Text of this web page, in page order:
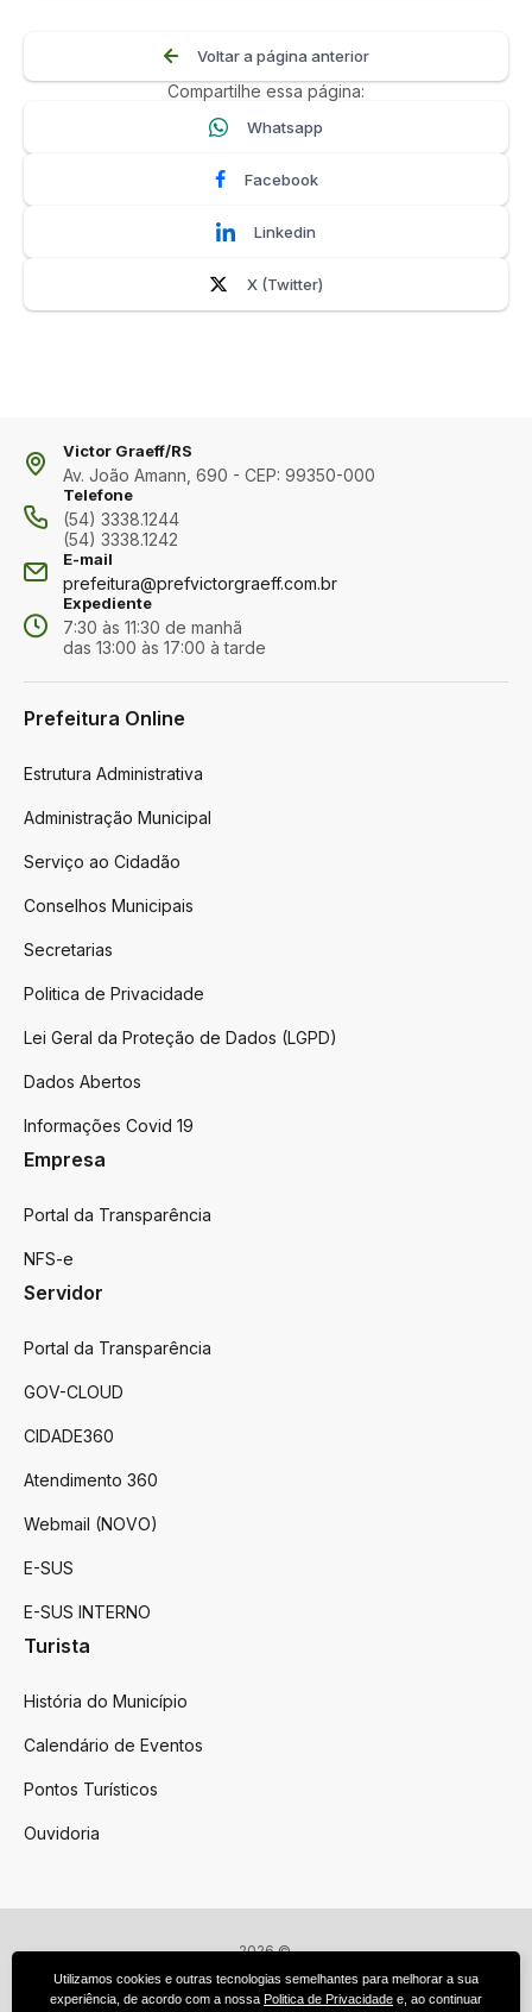
Voltar a página anterior
Compartilhe essa página:
Whatsapp
Facebook
Linkedin
X (Twitter)
Victor Graeff/RS
Av. João Amann, 690 - CEP: 99350-000
Telefone
(54) 3338.1244
(54) 3338.1242
E-mail
prefeitura@prefvictorgraeff.com.br
Expediente
7:30 às 11:30 de manhã
das 13:00 às 17:00 à tarde
Prefeitura Online
Estrutura Administrativa
Administração Municipal
Serviço ao Cidadão
Conselhos Municipais
Secretarias
Politica de Privacidade
Lei Geral da Proteção de Dados (LGPD)
Dados Abertos
Informações Covid 19
Empresa
Portal da Transparência
NFS-e
Servidor
Portal da Transparência
GOV-CLOUD
CIDADE360
Atendimento 360
Webmail (NOVO)
E-SUS
E-SUS INTERNO
Turista
História do Município
Calendário de Eventos
Pontos Turísticos
Ouvidoria
2026 ©
Todos os direitos reservados.
Utilizamos cookies e outras tecnologias semelhantes para melhorar a sua
experiência, de acordo com a nossa Politica de Privacidade e, ao continuar